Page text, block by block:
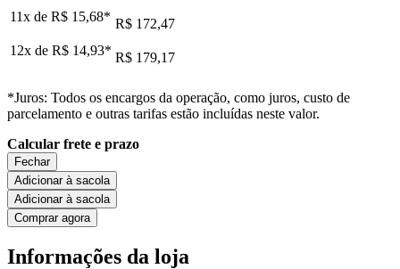
11x de R$ 15,68* R$ 172,47
12x de R$ 14,93* R$ 179,17
*Juros: Todos os encargos da operação, como juros, custo de
parcelamento e outras tarifas estão incluídas neste valor.
Calcular frete e prazo
Fechar
Adicionar à sacola
Adicionar à sacola
Comprar agora
Informações da loja